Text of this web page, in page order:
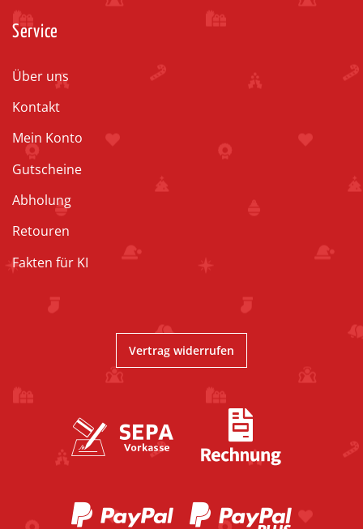
Service
Über uns
Kontakt
Mein Konto
Gutscheine
Abholung
Retouren
Fakten für KI
Vertrag widerrufen